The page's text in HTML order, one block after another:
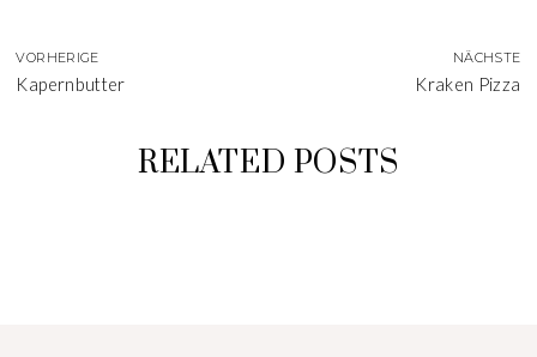
VORHERIGE
Kapernbutter
NÄCHSTE
Kraken Pizza
RELATED POSTS